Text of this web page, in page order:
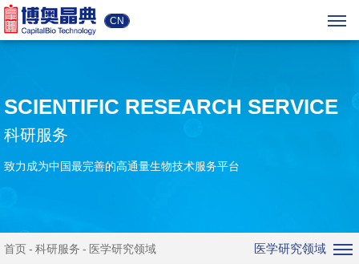
CN
SCIENTIFIC RESEARCH SERVICE
科研服务
致力成为中国最完善的高通量生物技术服务平台
首页 科研服务 医学研究领域 医学研究领域